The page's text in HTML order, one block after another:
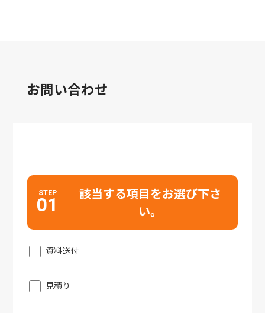
お問い合わせ
STEP
01
該当する項目をお選び下さ
い。
資料送付
見積り